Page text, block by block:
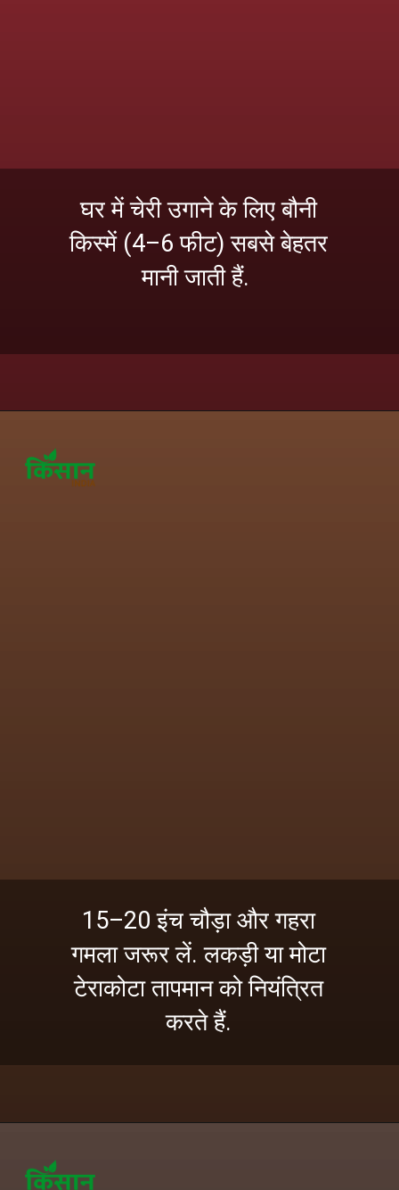
घर में चेरी उगाने के लिए बौनी
किस्में (4–6 फीट) सबसे बेहतर
मानी जाती हैं.
15–20 इंच चौड़ा और गहरा
गमला जरूर लें. लकड़ी या मोटा
टेराकोटा तापमान को नियंत्रित
करते हैं.